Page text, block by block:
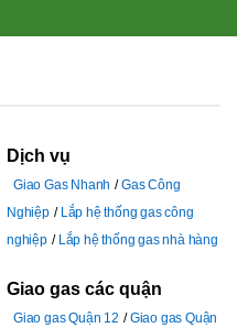
Dịch vụ
Giao Gas Nhanh
Gas Công
Nghiệp
Lắp hệ thống gas công
nghiệp
Lắp hệ thống gas nhà hàng
Giao gas các quận
Giao gas Quận 12
Giao gas Quận